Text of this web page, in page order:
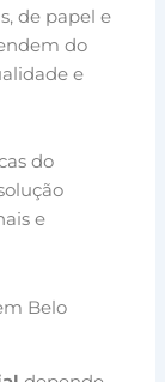
de papel e
do
e
do
e
Belo